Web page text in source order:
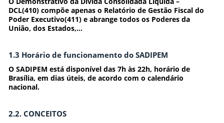
DCL(410) compõe apenas o Relatório de Gestão Fiscal do
Poder Executivo(411) e abrange todos os Poderes da
União, dos Estados,...
1.3 Horário de funcionamento do SADIPEM
O SADIPEM está disponível das 7h às 22h, horário de
Brasília, em dias úteis, de acordo com o calendário
nacional.
2.2. CONCEITOS